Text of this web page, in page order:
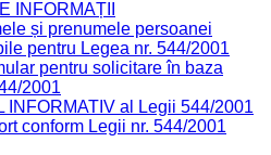
INFORMAȚII
și prenumele persoanei
pentru Legea nr. 544/2001
pentru solicitare în baza
2001
INFORMATIV al Legii 544/2001
conform Legii nr. 544/2001